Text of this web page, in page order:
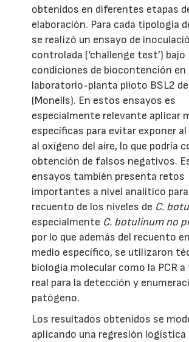
obtenidos en diferentes etapas
elaboración. Para cada tipología
se realizó un ensayo de
controlada (‘challenge test’) bajo
condiciones de biocontención en
laboratorio-planta piloto BSL2
(Monells). En estos ensayos es
especialmente relevante aplicar
específicas para evitar exponer
al oxígeno del aire, lo que podría
obtención de falsos negativos.
ensayos también presenta retos
importantes a nivel analítico
recuento de los niveles de C.
especialmente C. botulinum no
por lo que además del recuento
medio específico, se utilizaron
biología molecular como la PCR
real para la detección y
patógeno.
Los resultados obtenidos se
aplicando una regresión logística